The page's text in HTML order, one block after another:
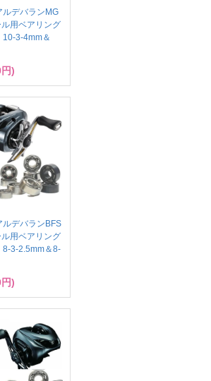
ルデバランMG
用ベアリング
10-3-4mm＆
)
ルデバランBFS
用ベアリング
8-3-2.5mm＆8-
)